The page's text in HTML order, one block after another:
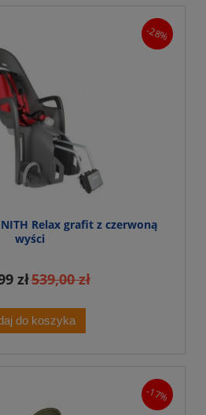
Relax grafit z czerwoną
wyści
zł539,00 zł
do koszyka
-28%
-17%